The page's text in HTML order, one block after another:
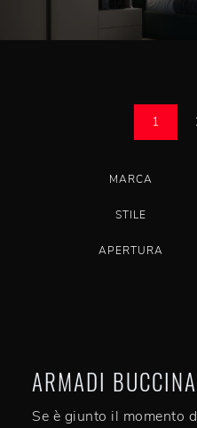
1
MARCA
STILE
APERTURA
ARMADI
Se è giunto il momento